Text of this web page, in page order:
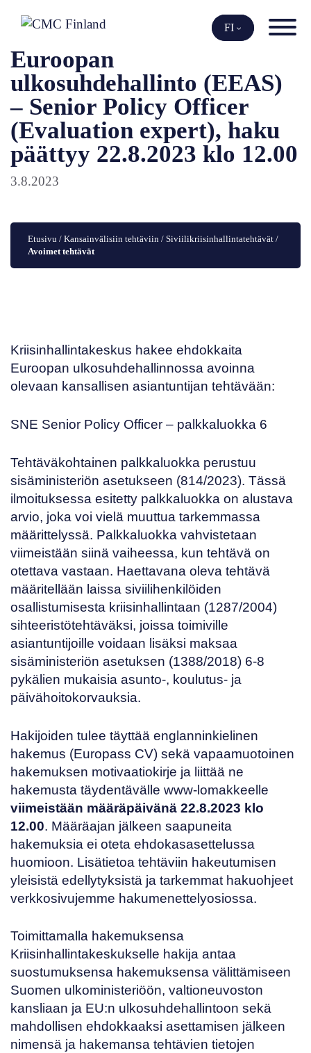
sisältöön
FI
Euroopan
ulkosuhdehallinto (EEAS)
– Senior Policy Officer
(Evaluation expert), haku
päättyy 22.8.2023 klo 12.00
3.8.2023
Etusivu / Kansainvälisiin tehtäviin / Siviilikriisinhallintatehtävät
Avoimet tehtävät
Kriisinhallintakeskus hakee ehdokkaita
Euroopan ulkosuhdehallinnossa avoinna
olevaan kansallisen asiantuntijan tehtävään:
SNE Senior Policy Officer – palkkaluokka 6
Tehtäväkohtainen palkkaluokka perustuu
sisäministeriön asetukseen (814/2023). Tässä
ilmoituksessa esitetty palkkaluokka on alustava
arvio, joka voi vielä muuttua tarkemmassa
määrittelyssä. Palkkaluokka vahvistetaan
viimeistään siinä vaiheessa, kun tehtävä on
otettava vastaan. Haettavana oleva tehtävä
määritellään laissa siviilihenkilöiden
osallistumisesta kriisinhallintaan (1287/2004)
sihteeristötehtäväksi, joissa toimiville
asiantuntijoille voidaan lisäksi maksaa
sisäministeriön asetuksen (1388/2018) 6-8
pykälien mukaisia asunto-, koulutus- ja
päivähoitokorvauksia.
Hakijoiden tulee täyttää englanninkielinen
hakemus (Europass CV) sekä vapaamuotoinen
hakemuksen motivaatiokirje ja liittää ne
hakemusta täydentävälle www-lomakkeelle
viimeistään määräpäivänä 22.8.2023 klo
12.00. Määräajan jälkeen saapuneita
hakemuksia ei oteta ehdokasasettelussa
huomioon. Lisätietoa tehtäviin hakeutumisen
yleisistä edellytyksistä ja tarkemmat hakuohjeet
verkkosivujemme hakumenettelyosiossa.
Toimittamalla hakemuksensa
Kriisinhallintakeskukselle hakija antaa
suostumuksensa hakemuksensa välittämiseen
Suomen ulkoministeriöön, valtioneuvoston
kansliaan ja EU:n ulkosuhdehallintoon sekä
mahdollisen ehdokkaaksi asettamisen jälkeen
nimensä ja hakemansa tehtävien tietojen